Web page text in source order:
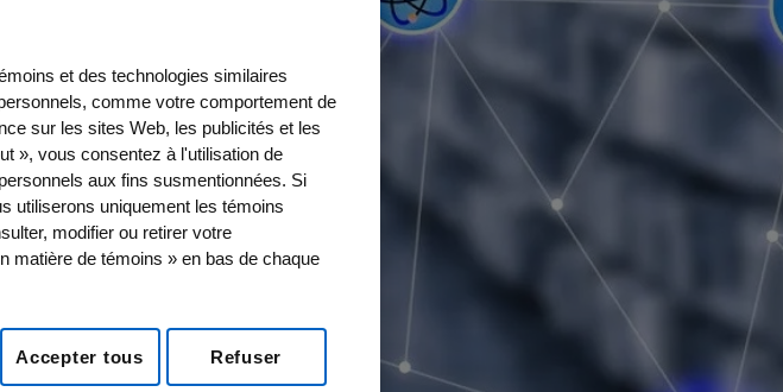
et des technologies similaires
comme votre comportement de
sur les sites Web, les publicités et les
», vous consentez à l'utilisation de
aux fins susmentionnées. Si
utiliserons uniquement les témoins
modifier ou retirer votre
matière de témoins » en bas de chaque
Refuser
Accepter tous